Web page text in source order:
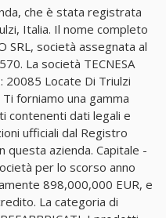
che è stata registrata
Italia. Il nome completo
SRL, società assegnata al
La società TECNESA
20085 Locate Di Triulzi
forniamo una gamma
contenenti dati legali e
ufficiali dal Registro
questa azienda. Capitale -
per lo scorso anno
898,000,000 EUR, e
La categoria di